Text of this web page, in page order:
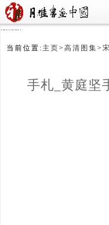
refused
当前位置: 主页> 高清图集>
手札_黄庭坚